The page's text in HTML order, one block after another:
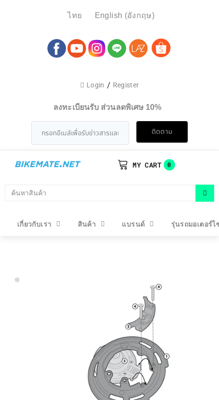
ไทย English (อังกฤษ)
ลงทะเบียนรับ ส่วนลดพิเศษ 10%
ติดตาม
Login / Register
เกี่ยวกับเรา สินค้า แบรนด์ รุ่นรถมอเตอร์ไ
MY CART 0